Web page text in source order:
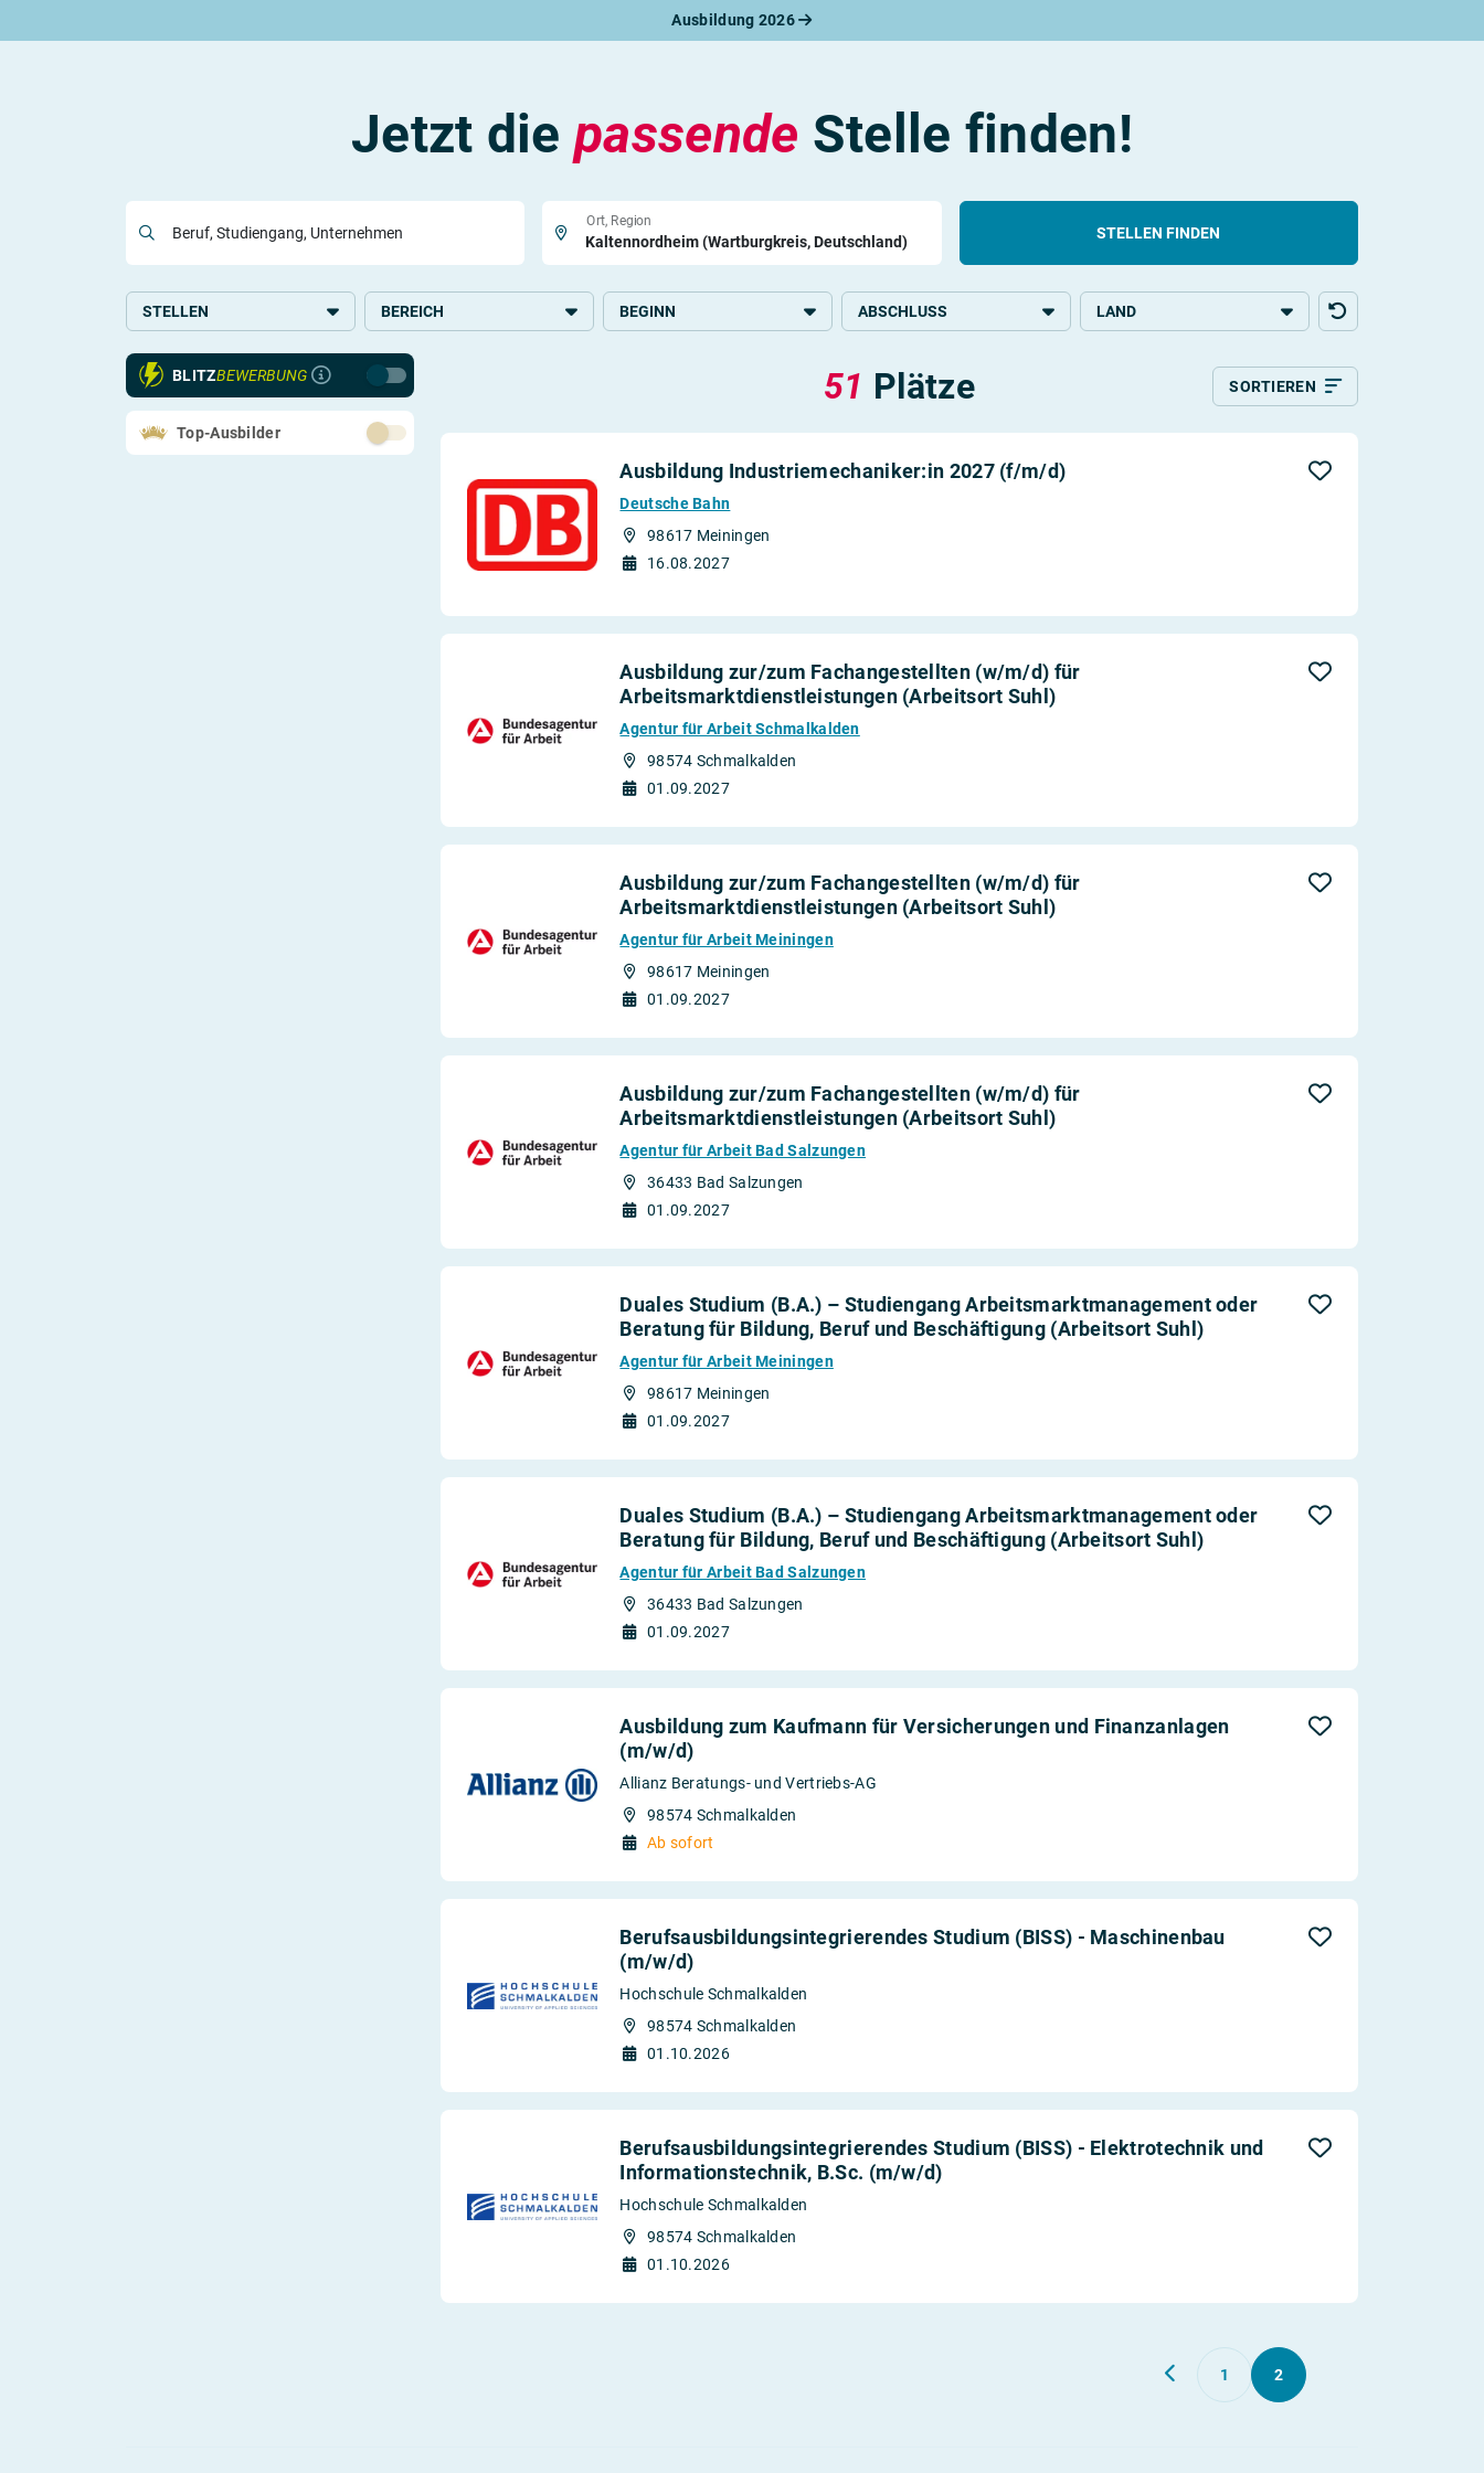
Ausbildung 2026
Rund um die Ausbildung
Lass dich finden
Rund um das duale StudiumRund um Berufe
Alle Berufe
Schülerpraktikum
Berufs-Check starten
Bewerbungsratgeber
Online-Bewerbung
Vorstellungsgespräch
Jetzt diepassende Stelle finden!
Beruf, Studiengang, Unternehmen
Ort, Region
STELLEN FINDEN
STELLEN
Ausbildung
Duales Studium
Fernstudium
BEREICH
Handel
Systemrelevant
Kaufmännisches, Büro und
Verwaltung
Finanzen, Versicherungen und
BEGINN ABSCHLUSS
Höhere Schulbildung
LAND
BLITZBEWERBUNG
Top-Ausbilder
51 Plätze SORTIEREN
Ausbildung Industriemechaniker:in 2027 (f/m/d)
Deutsche Bahn
98617 Meiningen
16.08.2027
Ausbildung zur/zum Fachangestellten (w/m/d) für
Arbeitsmarktdienstleistungen (Arbeitsort Suhl)
Agentur für Arbeit Schmalkalden
98574 Schmalkalden
01.09.2027
Ausbildung zur/zum Fachangestellten (w/m/d) für
Arbeitsmarktdienstleistungen (Arbeitsort Suhl)
Agentur für Arbeit Meiningen
98617 Meiningen
01.09.2027
Ausbildung zur/zum Fachangestellten (w/m/d) für
Arbeitsmarktdienstleistungen (Arbeitsort Suhl)
Agentur für Arbeit Bad Salzungen
36433 Bad Salzungen
01.09.2027
Duales Studium (B.A.) – Studiengang Arbeitsmarktmanagement oder
Beratung für Bildung, Beruf und Beschäftigung (Arbeitsort Suhl)
Agentur für Arbeit Meiningen
98617 Meiningen
01.09.2027
Duales Studium (B.A.) – Studiengang Arbeitsmarktmanagement oder
Beratung für Bildung, Beruf und Beschäftigung (Arbeitsort Suhl)
Agentur für Arbeit Bad Salzungen
36433 Bad Salzungen
01.09.2027
Ausbildung zum Kaufmann für Versicherungen und Finanzanlagen
(m/w/d)
Allianz Beratungs- und Vertriebs-AG
98574 Schmalkalden
Ab sofort
Berufsausbildungsintegrierendes Studium (BISS) - Maschinenbau
(m/w/d)
Hochschule Schmalkalden
98574 Schmalkalden
01.10.2026
Berufsausbildungsintegrierendes Studium (BISS) - Elektrotechnik und
Informationstechnik, B.Sc. (m/w/d)
Hochschule Schmalkalden
98574 Schmalkalden
01.10.2026
1 2